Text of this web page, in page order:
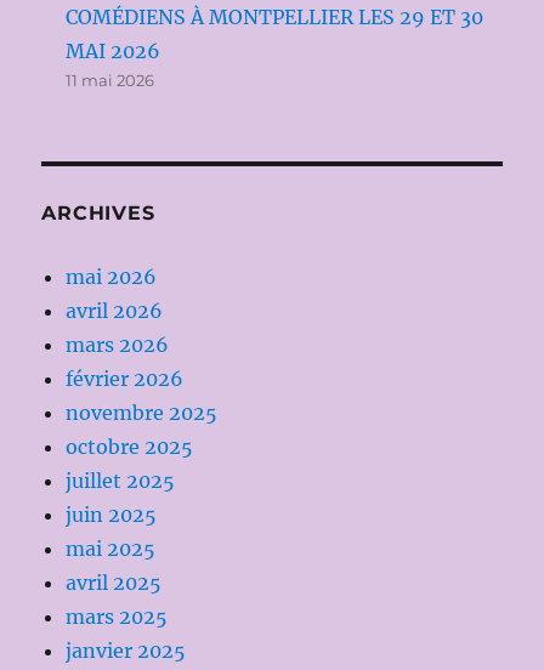
COMÉDIENS À MONTPELLIER LES 29 ET 30
MAI 2026
11 mai 2026
ARCHIVES
mai 2026
avril 2026
mars 2026
février 2026
novembre 2025
octobre 2025
juillet 2025
juin 2025
mai 2025
avril 2025
mars 2025
janvier 2025